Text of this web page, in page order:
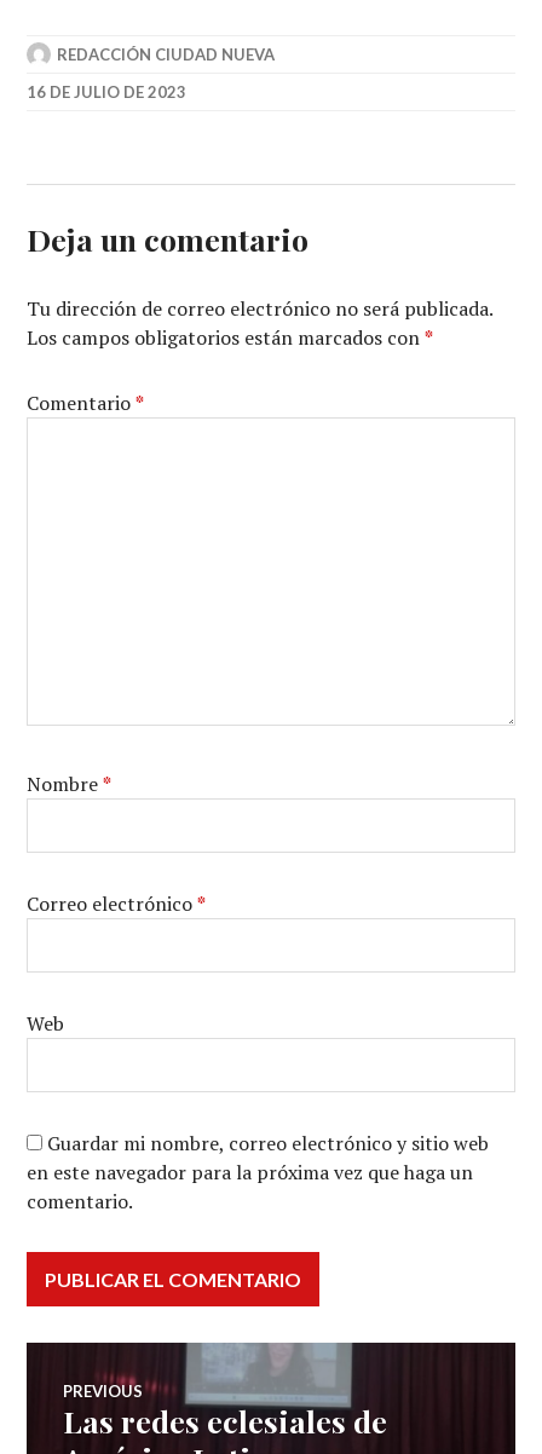
REDACCIÓN CIUDAD NUEVA
16 DE JULIO DE 2023
Deja un comentario
Tu dirección de correo electrónico no será publicada.
Los campos obligatorios están marcados con*
Comentario*
Nombre*
Correo electrónico*
Web
Guardar mi nombre, correo electrónico y sitio web
en este navegador para la próxima vez que haga un
comentario.
Navegación
PREVIOUS
Previous
post:
Las redes eclesiales de